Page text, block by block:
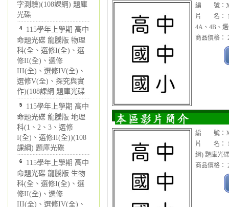
字測驗)(108課綱) 題庫
光碟
4 115學年上學期 高中
命題光碟 龍騰版 物理
科(全、選修I(全)、選
修II(全)、選修
III(全)、選修IV(全)、
選修V(全)、探究與實
作)(108課綱 題庫光碟
5 115學年上學期 高中
命題光碟 龍騰版 地理
科(1、2、3、選修
I(全)、選修II(全))(108
課綱) 題庫光碟
6 115學年上學期 高中
命題光碟 龍騰版 生物
科(全、選修I(全)、選
修II(全)、選修
III(全)、選修IV(全)、
編 號：
片 名：
4A、4B、
商品價格：
編 號：
片 名：
綱) 題庫光碟
商品價格：